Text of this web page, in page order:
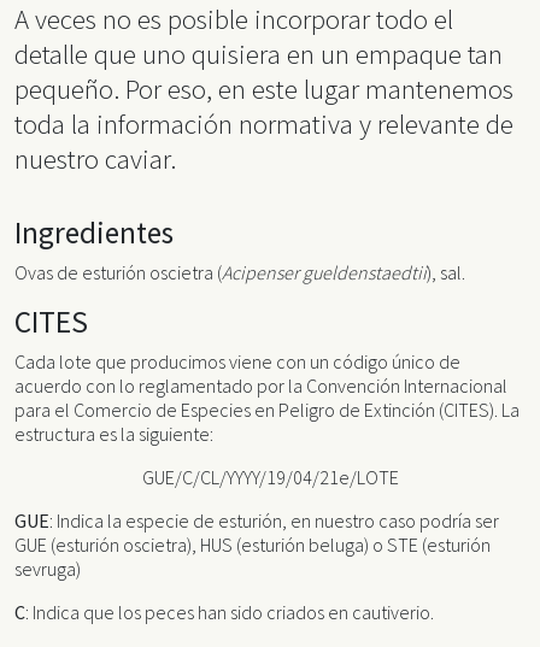
A veces no es posible incorporar todo el
detalle que uno quisiera en un empaque tan
pequeño. Por eso, en este lugar mantenemos
toda la información normativa y relevante de
nuestro caviar.
Ingredientes
Ovas de esturión oscietra (Acipenser gueldenstaedtii), sal.
CITES
Cada lote que producimos viene con un código único de
acuerdo con lo reglamentado por la Convención Internacional
para el Comercio de Especies en Peligro de Extinción (CITES). La
estructura es la siguiente:
GUE/C/CL/YYYY/19/04/21e/LOTE
GUE: Indica la especie de esturión, en nuestro caso podría ser
GUE (esturión oscietra), HUS (esturión beluga) o STE (esturión
sevruga)
C: Indica que los peces han sido criados en cautiverio.